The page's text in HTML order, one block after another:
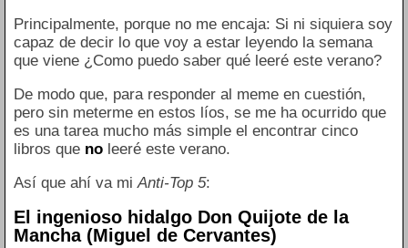
Principalmente, porque no me encaja: Si ni siquiera soy
capaz de decir lo que voy a estar leyendo la semana
que viene ¿Como puedo saber qué leeré este verano?
De modo que, para responder al meme en cuestión,
pero sin meterme en estos líos, se me ha ocurrido que
es una tarea mucho más simple el encontrar cinco
libros que noleeré este verano.
Así que ahí va miAnti-Top 5:
El ingenioso hidalgo Don Quijote de la
Mancha (Miguel de Cervantes)